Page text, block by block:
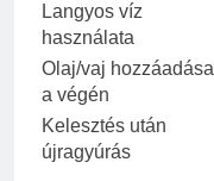
Langyos víz
használata
Olaj/vaj hozzáadása
a végén
Kelesztés után
újragyúrás